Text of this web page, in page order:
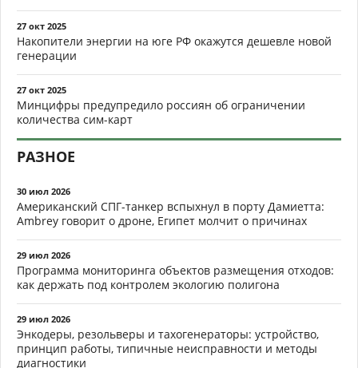
27 окт 2025
Накопители энергии на юге РФ окажутся дешевле новой
генерации
27 окт 2025
Минцифры предупредило россиян об ограничении
количества сим-карт
РАЗНОЕ
30 июл 2026
Американский СПГ-танкер вспыхнул в порту Дамиетта:
Ambrey говорит о дроне, Египет молчит о причинах
29 июл 2026
Программа мониторинга объектов размещения отходов:
как держать под контролем экологию полигона
29 июл 2026
Энкодеры, резольверы и тахогенераторы: устройство,
принцип работы, типичные неисправности и методы
диагностики